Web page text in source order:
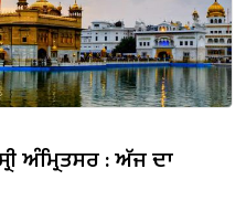
ਅੰਮ੍ਰਿਤਸਰ : ਅੱਜ ਦਾ